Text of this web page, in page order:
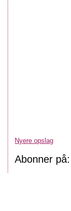
Nyere opslag
Abonner